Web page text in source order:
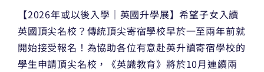
【2026年或以後入學｜英國升學展】希望子女入讀
英國頂尖名校？傳統頂尖寄宿學校早於一至兩年前就
開始接受報名！為協助各位有意赴英升讀寄宿學校的
學生申請頂尖名校，《英識教育》將於10月連續兩